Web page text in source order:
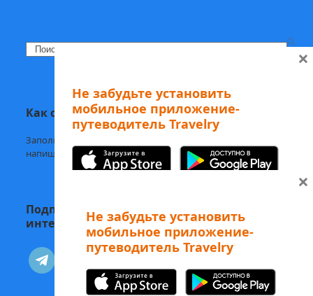
Search
Как с нами связаться
Заполните
напишите нам в Telegramили на welcome@mytravelry.com
Подписывайтесь на Travelry — с нами
интересно и полезно!
telegram vkontakte
Не забудьте установить
мобильное приложение-
путеводитель Travelry
А еще наши аудиоэкскурсии
Изучайте Рим с
×
Не забудьте установить
мобильное приложение-
путеводитель Travelry
×